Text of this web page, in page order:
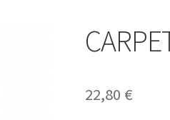
22,80 €